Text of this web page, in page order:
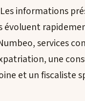
Les informations
évoluent
services
une
et un fiscaliste